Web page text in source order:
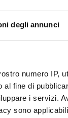
degli annunci
numero IP,
fine di
i servizi.
sono